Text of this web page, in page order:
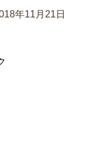
年11月21日